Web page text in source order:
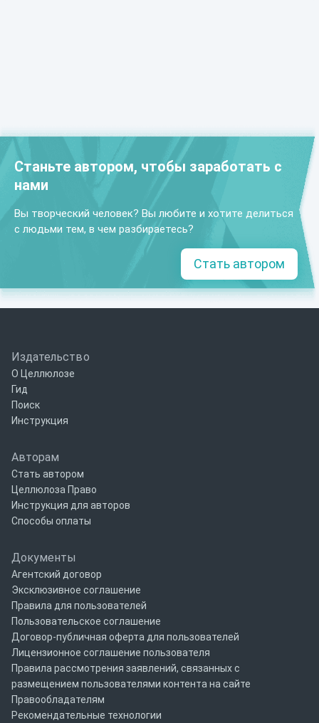
Станьте автором, чтобы заработать с
нами
Вы творческий человек? Вы любите и хотите делиться
с людьми тем, в чем разбираетесь?
Стать автором
Издательство
О Целлюлозе
Гид
Поиск
Инструкция
Авторам
Стать автором
Целлюлоза Право
Инструкция для авторов
Способы оплаты
Документы
Агентский договор
Эксклюзивное соглашение
Правила для пользователей
Пользовательское соглашение
Договор-публичная оферта для пользователей
Лицензионное соглашение пользователя
Правила рассмотрения заявлений, связанных с
размещением пользователями контента на сайте
Правообладателям
Рекомендательные технологии